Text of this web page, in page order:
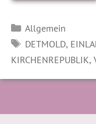
Kategorien
Allgemein
SCHLAGWÖRTER
DETMOLD,
KIRCHENREPUBLIK,